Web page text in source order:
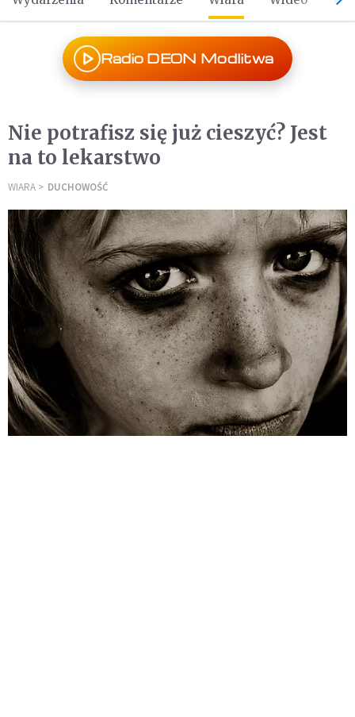
Radio DEON Modlitwa
Nie potrafisz się już cieszyć? Jest
na to lekarstwo
WIARA DUCHOWOŚĆ